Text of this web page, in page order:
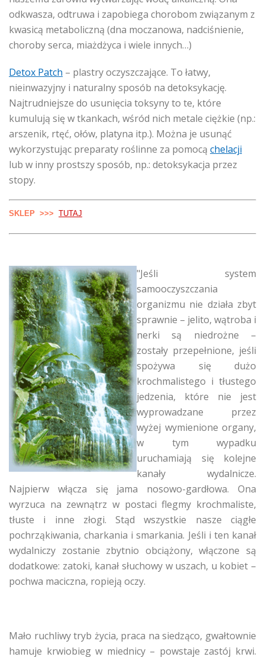
odkwasza, odtruwa i zapobiega chorobom związanym z
kwasicą metaboliczną (dna moczanowa, nadciśnienie,
choroby serca, miażdżyca i wiele innych…)
Detox Patch – plastry oczyszczające. To łatwy,
nieinwazyjny i naturalny sposób na detoksykację.
Najtrudniejsze do usunięcia toksyny to te, które
kumulują się w tkankach, wśród nich metale ciężkie (np.:
arszenik, rtęć, ołów, platyna itp.). Można je usunąć
wykorzystując preparaty roślinne za pomocą chelacji
lub w inny prostszy sposób, np.: detoksykacja przez
stopy.
SKLEP >>> TUTAJ
"Jeśli system
samooczyszczania
organizmu nie działa zbyt
sprawnie – jelito, wątroba i
nerki są niedrożne –
zostały przepełnione, jeśli
spożywa się dużo
krochmalistego i tłustego
jedzenia, które nie jest
wyprowadzane przez
wyżej wymienione organy,
w tym wypadku
uruchamiają się kolejne
kanały wydalnicze.
Najpierw włącza się jama nosowo-gardłowa. Ona
wyrzuca na zewnątrz w postaci flegmy krochmaliste,
tłuste i inne złogi. Stąd wszystkie nasze ciągłe
pochrząkiwania, charkania i smarkania. Jeśli i ten kanał
wydalniczy zostanie zbytnio obciążony, włączone są
dodatkowe: zatoki, kanał słuchowy w uszach, u kobiet –
pochwa maciczna, ropieją oczy.
Mało ruchliwy tryb życia, praca na siedząco, gwałtownie
hamuje krwiobieg w miednicy – powstaje zastój krwi.